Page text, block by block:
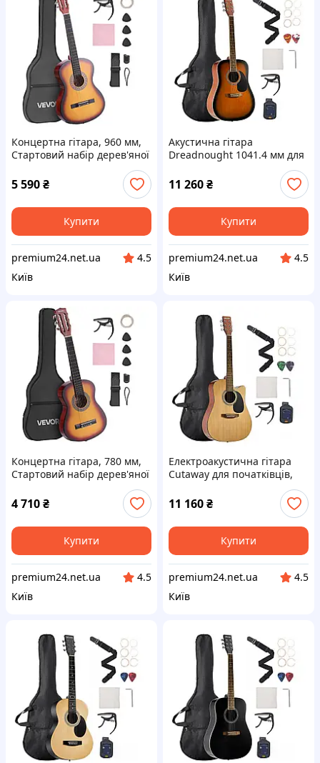
Концертна гітара, 960 мм,
Стартовий набір дерев'яної
початківців, з нейлоновими
струнами, чохол, Vevor
517114
5 590₴
Купити
premium24.net.ua
4.5
Київ
Акустична гітара
Dreadnought 1041.4 мм для
початківців, колір Sunburst
для дорослих Vevor 517147
11 260₴
Купити
premium24.net.ua
4.5
Київ
Концертна гітара, 780 мм,
Стартовий набір дерев'яної
початківців, з нейлоновими
струнами, чохол, Vevor
517115
4 710₴
Купити
premium24.net.ua
4.5
Київ
Електроакустична гітара
Cutaway для початківців,
натуральна Vevor 517146
11 160₴
Купити
premium24.net.ua
4.5
Київ